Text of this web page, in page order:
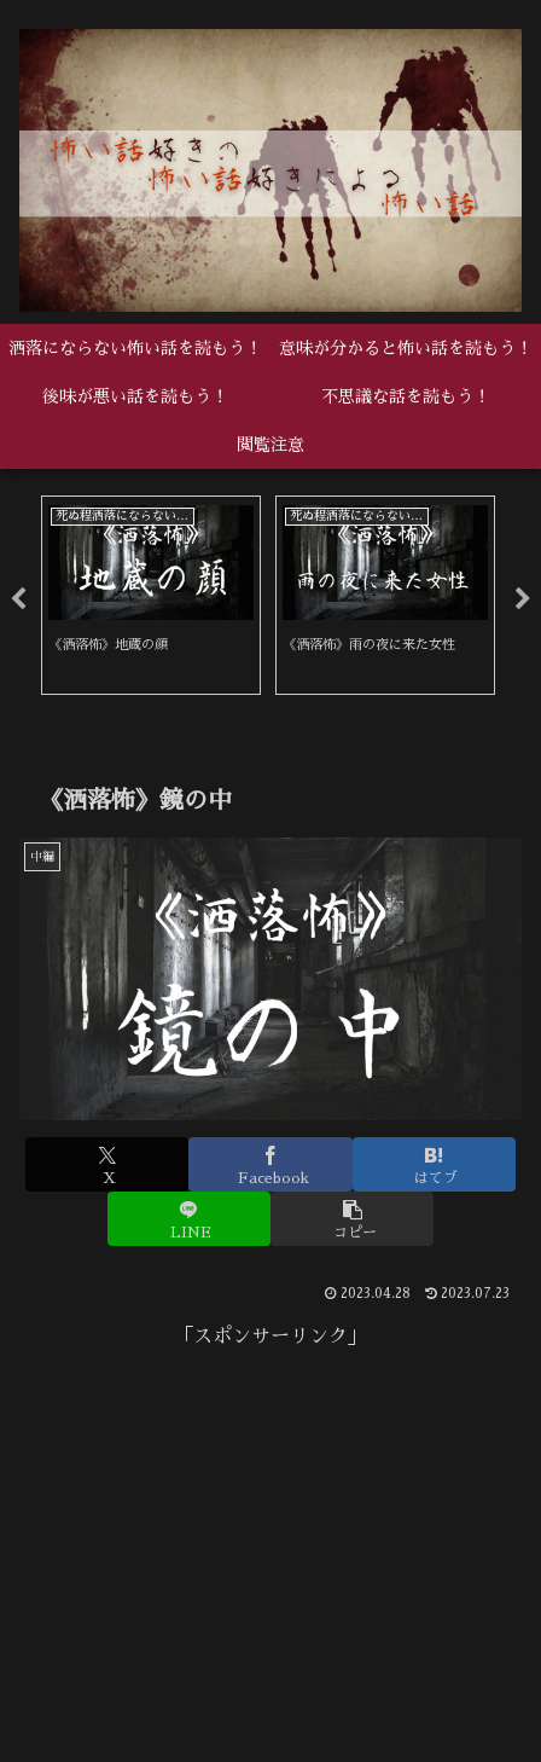
洒落にならない怖い話を読もう！ 意味が分かると怖い話を読もう！
後味が悪い話を読もう！ 不思議な話を読もう！
閲覧注意
死ぬ程洒落にならない怖い話
《洒落怖》地蔵の顔
死ぬ程洒落にならない怖い話
《洒落怖》雨の夜に来た女性
《洒落怖》鏡の中
中編
X Facebook はてブ
LINE コピー
2023.04.28 2023.07.23
「スポンサーリンク」